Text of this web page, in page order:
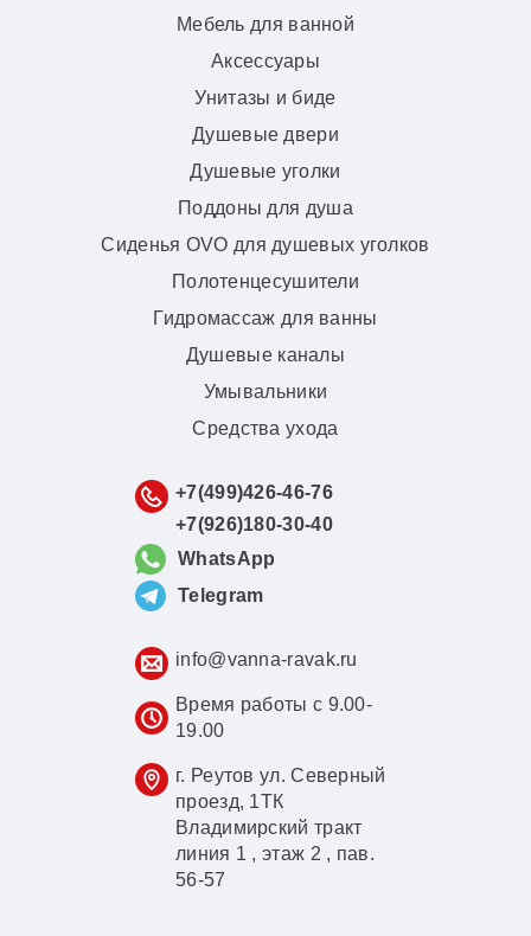
Мебель для ванной
Аксессуары
Унитазы и биде
Душевые двери
Душевые уголки
Поддоны для душа
Сиденья OVO для душевых уголков
Полотенцесушители
Гидромассаж для ванны
Душевые каналы
Умывальники
Средства ухода
+7(499)426-46-76
+7(926)180-30-40
WhatsApp
Telegram
info@vanna-ravak.ru
Время работы с 9.00-
19.00
г. Реутов ул. Северный
проезд, 1ТК
Владимирский тракт
линия 1 , этаж 2 , пав.
56-57